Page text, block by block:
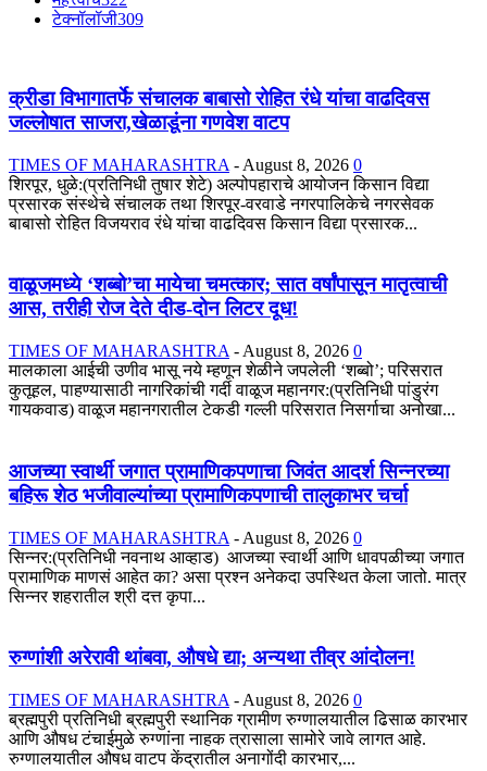
टेक्नॉलॉजी309
क्रीडा विभागातर्फे संचालक बाबासो रोहित रंधे यांचा वाढदिवस
जल्लोषात साजरा,खेळाडूंना गणवेश वाटप
TIMES OF MAHARASHTRA - August 8, 2026 0
शिरपूर, धुळे:(प्रतिनिधी तुषार शेटे) अल्पोपहाराचे आयोजन किसान विद्या
प्रसारक संस्थेचे संचालक तथा शिरपूर-वरवाडे नगरपालिकेचे नगरसेवक
बाबासो रोहित विजयराव रंधे यांचा वाढदिवस किसान विद्या प्रसारक...
वाळूजमध्ये ‘शब्बो’चा मायेचा चमत्कार; सात वर्षांपासून मातृत्वाची
आस, तरीही रोज देते दीड-दोन लिटर दूध!
TIMES OF MAHARASHTRA - August 8, 2026 0
मालकाला आईची उणीव भासू नये म्हणून शेळीने जपलेली ‘शब्बो’; परिसरात
कुतूहल, पाहण्यासाठी नागरिकांची गर्दी वाळूज महानगर:(प्रतिनिधी पांडुरंग
गायकवाड) वाळूज महानगरातील टेकडी गल्ली परिसरात निसर्गाचा अनोखा...
आजच्या स्वार्थी जगात प्रामाणिकपणाचा जिवंत आदर्श सिन्नरच्या
बहिरू शेठ भजीवाल्यांच्या प्रामाणिकपणाची तालुकाभर चर्चा
TIMES OF MAHARASHTRA - August 8, 2026 0
सिन्नर:(प्रतिनिधी नवनाथ आव्हाड) आजच्या स्वार्थी आणि धावपळीच्या जगात
प्रामाणिक माणसं आहेत का? असा प्रश्न अनेकदा उपस्थित केला जातो. मात्र
सिन्नर शहरातील श्री दत्त कृपा...
रुग्णांशी अरेरावी थांबवा, औषधे द्या; अन्यथा तीव्र आंदोलन!
TIMES OF MAHARASHTRA - August 8, 2026 0
ब्रह्मपुरी प्रतिनिधी ब्रह्मपुरी स्थानिक ग्रामीण रुग्णालयातील ढिसाळ कारभार
आणि औषध टंचाईमुळे रुग्णांना नाहक त्रासाला सामोरे जावे लागत आहे.
रुग्णालयातील औषध वाटप केंद्रातील अनागोंदी कारभार,...